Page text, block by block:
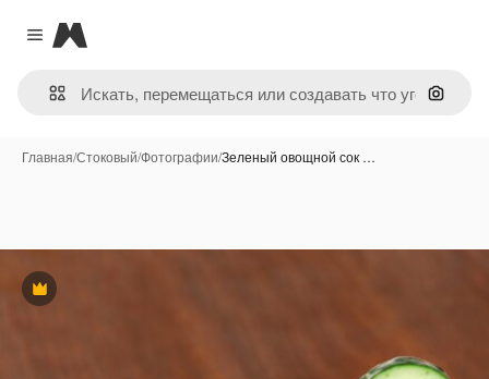
Close menu
Magnific
Поиск
Главная/Стоковый/Фотографии/Зеленый овощной сок …
Премиум